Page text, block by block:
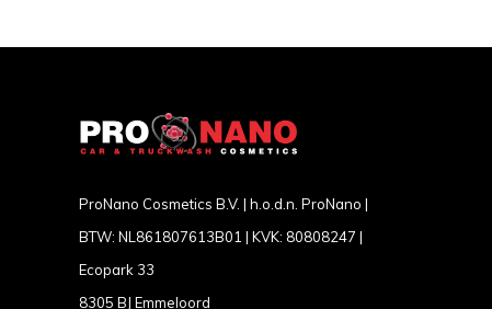
ProNano Cosmetics B.V. | h.o.d.n. ProNano |
BTW: NL861807613B01 | KVK: 80808247 |
Ecopark 33
8305 BJ Emmeloord